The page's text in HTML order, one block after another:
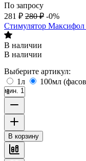
По запросу
281 ₽ 280 ₽ -0%
Стимулятор
В наличии
В наличии
Выберите артикул:
1л
100мл
мин. 1
В корзину